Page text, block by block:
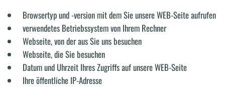
Browsertyp und -version mit dem Sie unsere WEB-Seite aufrufen
verwendetes Betriebssystem von Ihrem Rechner
Webseite, von der aus Sie uns besuchen
Webseite, die Sie besuchen
Datum und Uhrzeit Ihres Zugriffs auf unsere WEB-Seite
Ihre öffentliche IP-Adresse